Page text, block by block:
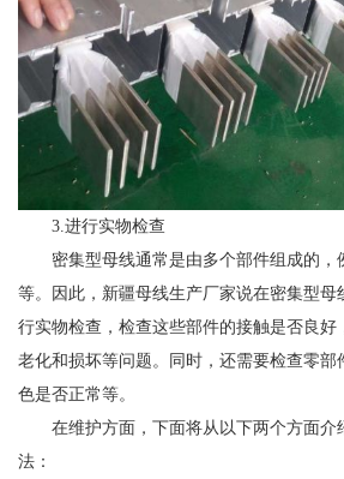
3.进行实物检查
密集型母线通常是由多个部件组成的，
等。因此，新疆母线生产厂家说在密集型母
行实物检查，检查这些部件的接触是否良好
老化和损坏等问题。同时，还需要检查零部
色是否正常等。
在维护方面，下面将从以下两个方面介
法：